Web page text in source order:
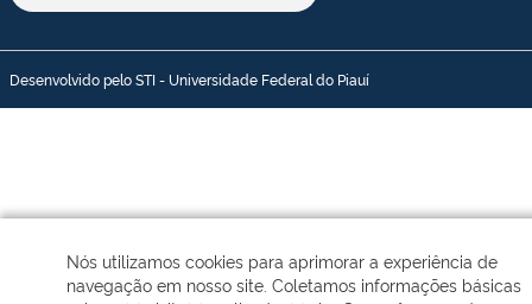
Desenvolvido pelo STI - Universidade Federal do Piauí
Nós utilizamos cookies para aprimorar a experiência de
navegação em nosso site. Coletamos informações básicas